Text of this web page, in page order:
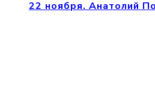
22 ноября. Анатолий